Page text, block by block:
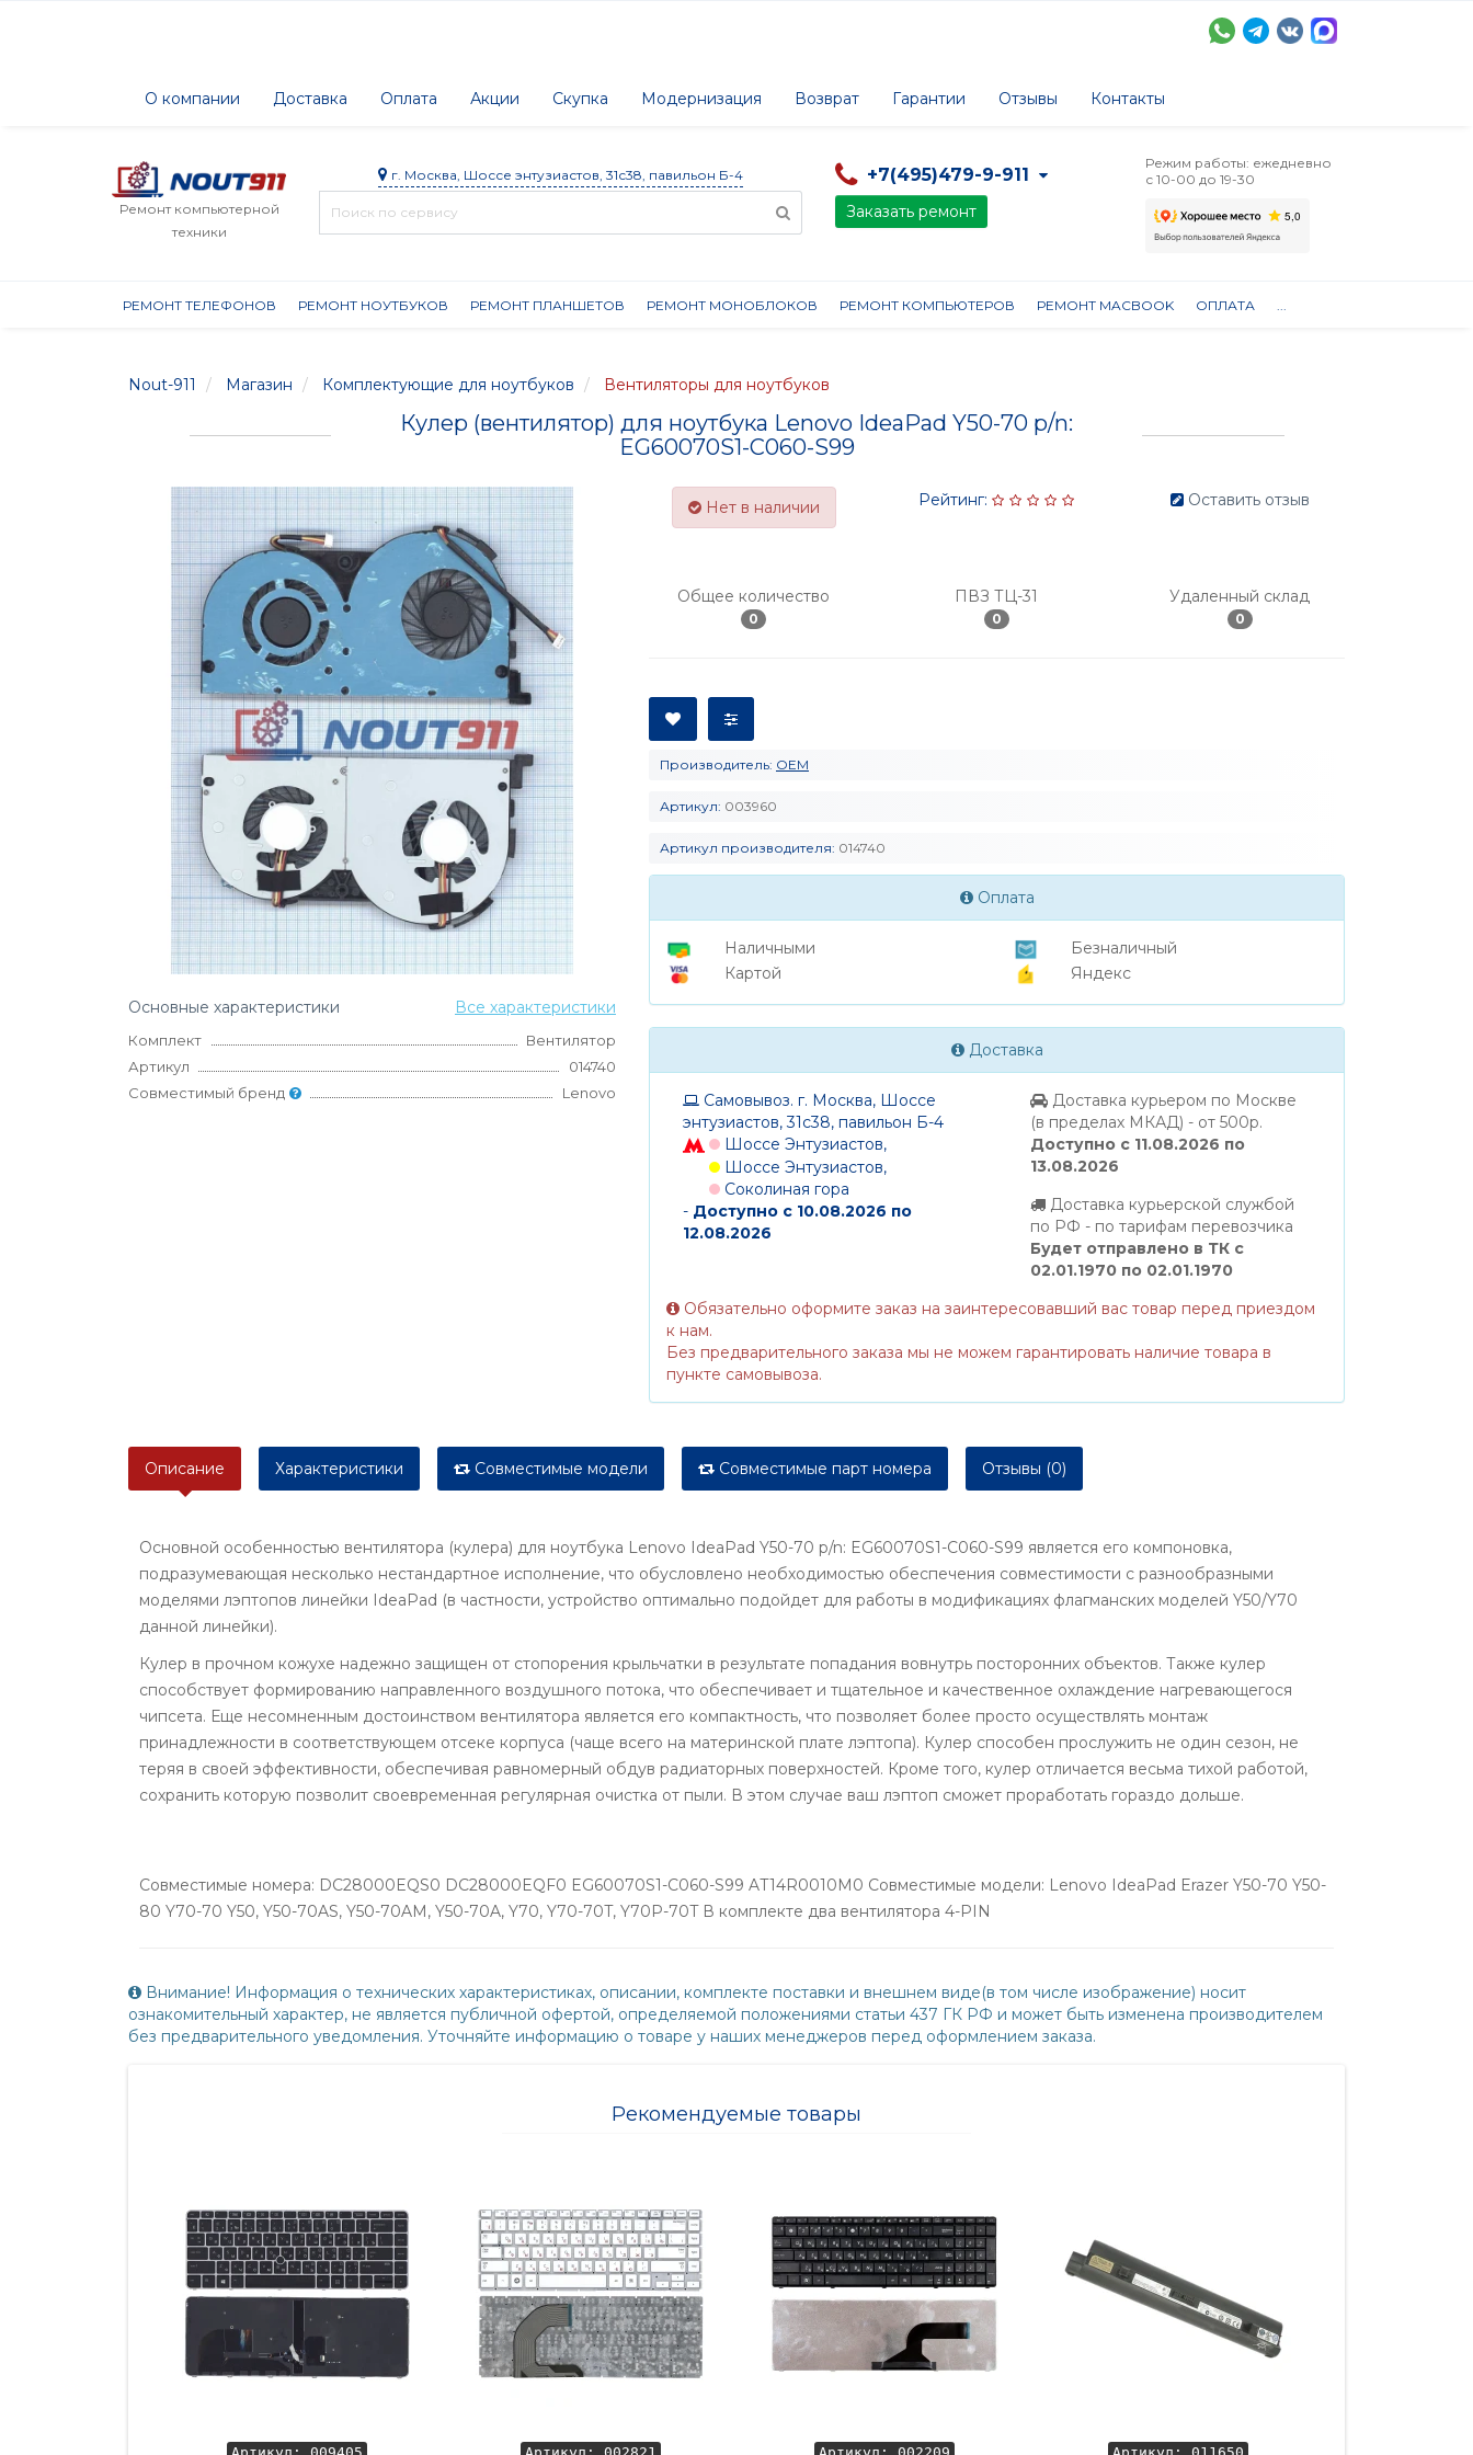
О компании Доставка Оплата Акции Скупка Модернизация Возврат Гарантии Отзывы Контакты
Ремонт компьютерной
техники
г. Москва, Шоссе энтузиастов, 31с38, павильон Б-4 +7(495)479-9-911
Заказать ремонт
Режим работы: ежедневно
с 10-00 до 19-30
РЕМОНТ ТЕЛЕФОНОВ РЕМОНТ НОУТБУКОВ РЕМОНТ ПЛАНШЕТОВ РЕМОНТ МОНОБЛОКОВ РЕМОНТ КОМПЬЮТЕРОВ РЕМОНТ MACBOOK ОПЛАТА ...
Nout-911 Магазин Комплектующие для ноутбуков Вентиляторы для ноутбуков
Кулер (вентилятор) для ноутбука Lenovo IdeaPad Y50-70 p/n:
EG60070S1-C060-S99
Основные характеристики Все характеристики
Комплект
Вентилятор
Артикул
014740
Совместимый бренд
Lenovo
Нет в наличии
Общее количество
0
Рейтинг:
ПВЗ ТЦ-31
0
Оставить отзыв
Удаленный склад
0
Производитель: OEM
Артикул: 003960
Артикул производителя: 014740
Оплата
Наличными
Картой
Безналичный
Яндекс
Доставка
Самовывоз. г. Москва, Шоссе
энтузиастов, 31с38, павильон Б-4
Шоссе Энтузиастов,
Шоссе Энтузиастов,
Соколиная гора
- Доступно с 10.08.2026 по
12.08.2026
Доставка курьером по Москве
(в пределах МКАД) - от 500р.
Доступно с 11.08.2026 по
13.08.2026
Доставка курьерской службой
по РФ - по тарифам перевозчика
Будет отправлено в ТК с
02.01.1970 по 02.01.1970
Обязательно оформите заказ на заинтересовавший вас товар перед приездом
к нам.
Без предварительного заказа мы не можем гарантировать наличие товара в
пункте самовывоза.
Описание Характеристики Совместимые модели Совместимые парт номера Отзывы (0)
Основной особенностью вентилятора (кулера) для ноутбука Lenovo IdeaPad Y50-70 p/n: EG60070S1-C060-S99 является его компоновка,
подразумевающая несколько нестандартное исполнение, что обусловлено необходимостью обеспечения совместимости с разнообразными
моделями лэптопов линейки IdeaPad (в частности, устройство оптимально подойдет для работы в модификациях флагманских моделей Y50/Y70
данной линейки).
Кулер в прочном кожухе надежно защищен от стопорения крыльчатки в результате попадания вовнутрь посторонних объектов. Также кулер
способствует формированию направленного воздушного потока, что обеспечивает и тщательное и качественное охлаждение нагревающегося
чипсета. Еще несомненным достоинством вентилятора является его компактность, что позволяет более просто осуществлять монтаж
принадлежности в соответствующем отсеке корпуса (чаще всего на материнской плате лэптопа). Кулер способен прослужить не один сезон, не
теряя в своей эффективности, обеспечивая равномерный обдув радиаторных поверхностей. Кроме того, кулер отличается весьма тихой работой,
сохранить которую позволит своевременная регулярная очистка от пыли. В этом случае ваш лэптоп сможет проработать гораздо дольше.
Совместимые номера: DC28000EQS0 DC28000EQF0 EG60070S1-C060-S99 AT14R0010M0 Совместимые модели: Lenovo IdeaPad Erazer Y50-70 Y50-
80 Y70-70 Y50, Y50-70AS, Y50-70AM, Y50-70A, Y70, Y70-70T, Y70P-70T В комплекте два вентилятора 4-PIN
Внимание! Информация о технических характеристиках, описании, комплекте поставки и внешнем виде(в том числе изображение) носит
ознакомительный характер, не является публичной офертой, определяемой положениями статьи 437 ГК РФ и может быть изменена производителем
без предварительного уведомления. Уточняйте информацию о товаре у наших менеджеров перед оформлением заказа.
Рекомендуемые товары
Артикул: 009405
Артикул: 002821
Артикул: 002209
Артикул: 011650